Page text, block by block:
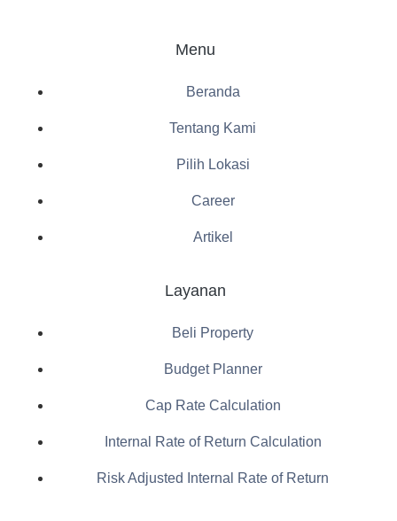
Menu
Beranda
Tentang Kami
Pilih Lokasi
Career
Artikel
Layanan
Beli Property
Budget Planner
Cap Rate Calculation
Internal Rate of Return Calculation
Risk Adjusted Internal Rate of Return